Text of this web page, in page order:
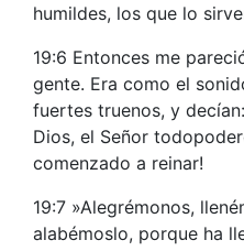
humildes, los que lo
19:6 Entonces me
gente. Era como el
fuertes truenos, y
Dios, el Señor
comenzado a reinar!
19:7 »Alegrémonos,
alabémoslo, porque ha